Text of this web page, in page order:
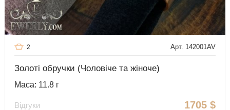
Арт. 142001AV
2
Золоті обручки (Чоловіче та жіноче)
Маса: 11.8 г
1705 $
Відгуки